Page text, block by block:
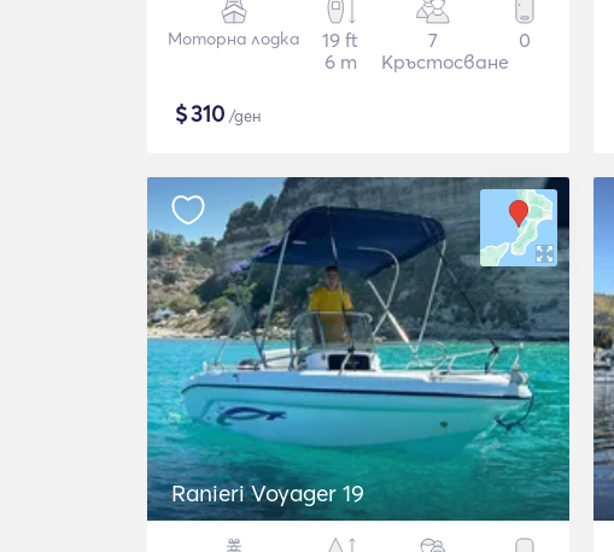
Моторна лодка
19 ft
6 m
7
Кръстосване
0
$310 /ден
Ranieri Voyager 19